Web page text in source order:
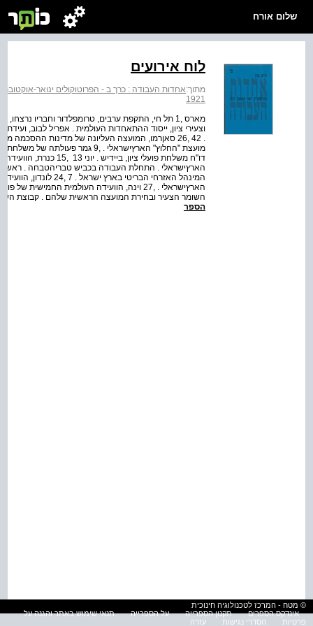
שלום אורח
לוח אירועים
מתוך:אחדות העבודה : כרך ב - הפרוטוקולים ינואר-אוקטובר 1921
1921
הארץ­ישראלי . ,27 וינה, הוועידה העולמית
השומר הצעיר ובחירת המועצה הראשית שלהם . קבוצת השומר הצעיר בביתניה
הספר
© מטח - המרכז לטכנולוגיה חינוכית
אינדקס הספרים
תקנון הספרייה על הספרייה
תנאי שימוש באתר והגנה על
פרטיות
הסדרי נגישות עזרה